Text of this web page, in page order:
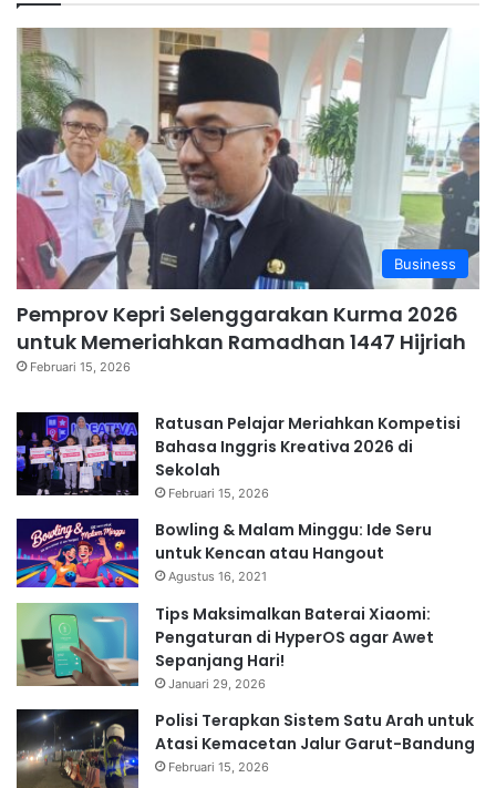
Business
Pemprov Kepri Selenggarakan Kurma 2026
untuk Memeriahkan Ramadhan 1447 Hijriah
Februari 15, 2026
Ratusan Pelajar Meriahkan Kompetisi
Bahasa Inggris Kreativa 2026 di
Sekolah
Februari 15, 2026
Bowling & Malam Minggu: Ide Seru
untuk Kencan atau Hangout
Agustus 16, 2021
Tips Maksimalkan Baterai Xiaomi:
Pengaturan di HyperOS agar Awet
Sepanjang Hari!
Januari 29, 2026
Polisi Terapkan Sistem Satu Arah untuk
Atasi Kemacetan Jalur Garut-Bandung
Februari 15, 2026